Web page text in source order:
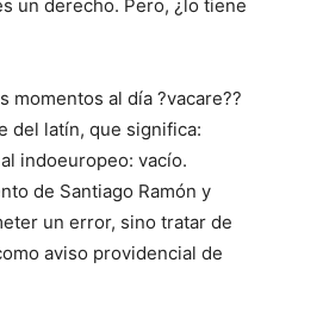
un derecho. Pero, ¿lo tiene
momentos al día ?vacare??
del latín, que significa:
indoeuropeo: vacío.
de Santiago Ramón y
un error, sino tratar de
aviso providencial de